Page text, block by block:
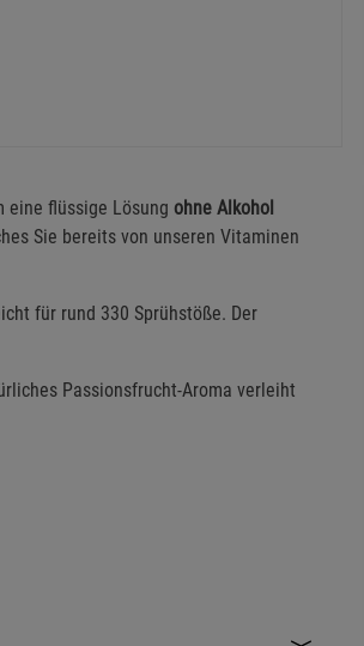
eine flüssige Lösung ohne Alkohol
Sie bereits von unseren Vitaminen
für rund 330 Sprühstöße. Der
Passionsfrucht-Aroma verleiht